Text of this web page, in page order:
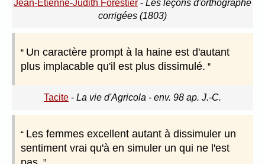
Jean-Étienne-Judith Forestier - Les leçons d'orthographe
corrigées (1803)
Un caractère prompt à la haine est d'autant
plus implacable qu'il est plus dissimulé.
Tacite - La vie d'Agricola - env. 98 ap. J.-C.
Les femmes excellent autant à dissimuler un
sentiment vrai qu'à en simuler un qui ne l'est